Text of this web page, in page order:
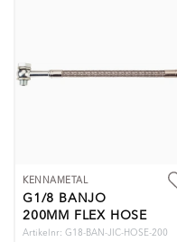
KENNAMETAL
G1/8 BANJO
200MM FLEX HOSE
Artikelnr: G18-BAN-JIC-HOSE-200